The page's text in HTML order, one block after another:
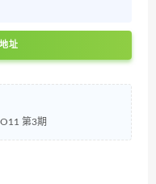
址
第3期